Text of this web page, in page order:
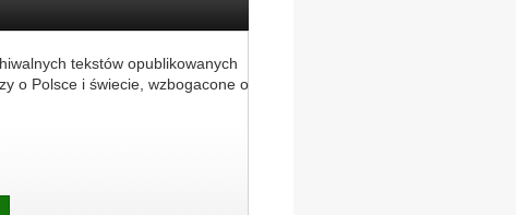
tekstów opublikowanych
o Polsce i świecie, wzbogacone o